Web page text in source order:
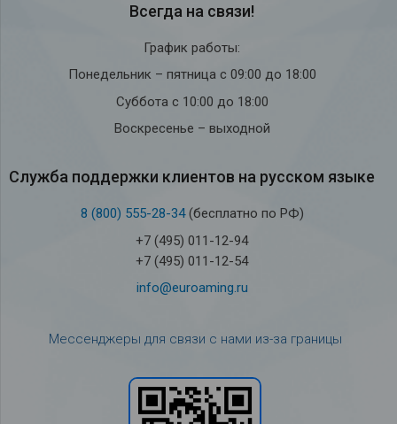
Всегда на связи!
График работы:
Понедельник – пятница с 09:00 до 18:00
Суббота с 10:00 до 18:00
Воскресенье – выходной
Служба под­держки кли­ен­тов на рус­ском языке
8 (800) 555-28-34(бесплатно по РФ)
+7 (495) 011-12-94
+7 (495) 011-12-54
info@euroaming.ru
Мессенджеры для связи с нами из-за границы